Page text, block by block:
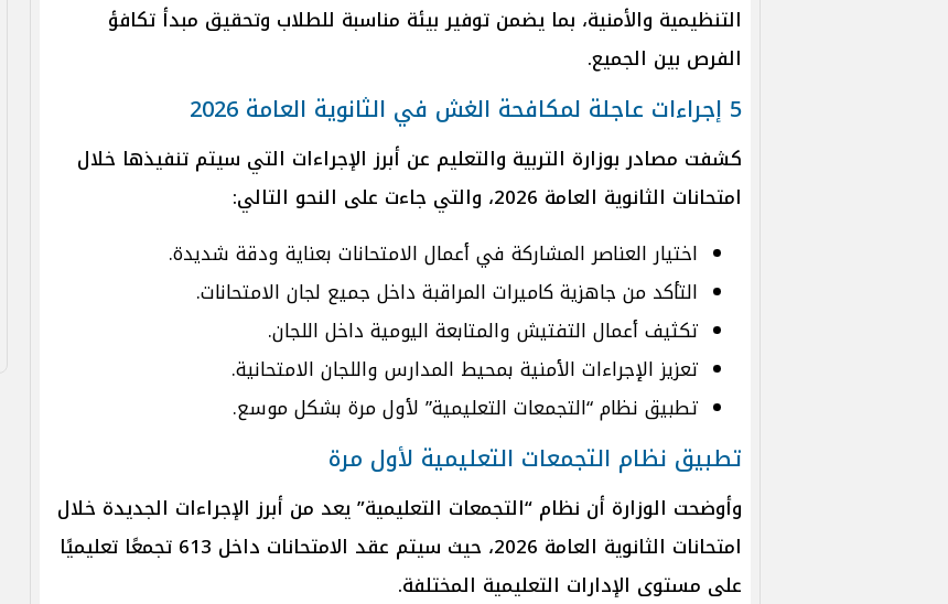
التنظيمية والأمنية، بما يضمن توفير بيئة مناسبة للطلاب وتحقيق مبدأ تكافؤ
الفرص بين الجميع.
5 إجراءات عاجلة لمكافحة الغش في الثانوية العامة 2026
كشفت مصادر بوزارة التربية والتعليم عن أبرز الإجراءات التي سيتم تنفيذها خلال
امتحانات الثانوية العامة 2026، والتي جاءت على النحو التالي:
اختيار العناصر المشاركة في أعمال الامتحانات بعناية ودقة شديدة.
التأكد من جاهزية كاميرات المراقبة داخل جميع لجان الامتحانات.
تكثيف أعمال التفتيش والمتابعة اليومية داخل اللجان.
تعزيز الإجراءات الأمنية بمحيط المدارس واللجان الامتحانية.
تطبيق نظام “التجمعات التعليمية” لأول مرة بشكل موسع.
تطبيق نظام التجمعات التعليمية لأول مرة
وأوضحت الوزارة أن نظام “التجمعات التعليمية” يعد من أبرز الإجراءات الجديدة خلال
امتحانات الثانوية العامة 2026، حيث سيتم عقد الامتحانات داخل 613 تجمعًا تعليميًا
على مستوى الإدارات التعليمية المختلفة.